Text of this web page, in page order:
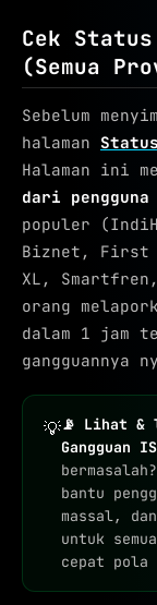
Cek
(Semua
Sebelum
halaman
Halaman ini
dari
populer
Biznet, First
XL,
orang
dalam 1 jam
gangguannya
💡📡 Lihat &
Gangguan
bermasalah?
bantu
massal,
untuk
cepat pola